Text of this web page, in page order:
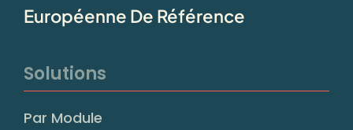
Européenne De Référence
Solutions
Par Module